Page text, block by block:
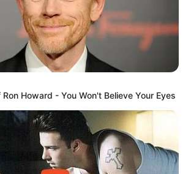
Howard - You Won't Believe Your Eyes